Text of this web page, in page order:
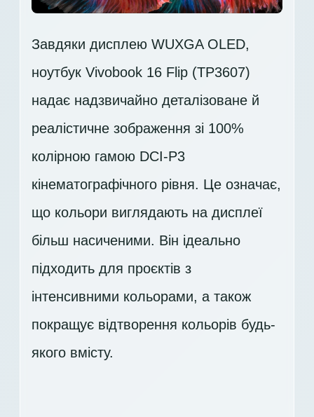
Завдяки дисплею WUXGA OLED,
ноутбук Vivobook 16 Flip (TP3607)
надає надзвичайно деталізоване й
реалістичне зображення зі 100%
колірною гамою DCI-P3
кінематографічного рівня. Це означає,
що кольори виглядають на дисплеї
більш насиченими. Він ідеально
підходить для проєктів з
інтенсивними кольорами, а також
покращує відтворення кольорів будь-
якого вмісту.